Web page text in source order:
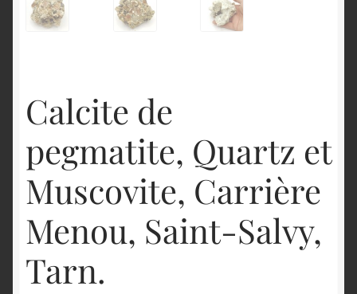
Calcite de
pegmatite, Quartz et
Muscovite, Carrière
Menou, Saint-Salvy,
Tarn.